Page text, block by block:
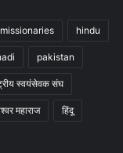
hindu
pakistan
स्वयंसेवक संघ
महाराज हिंदू